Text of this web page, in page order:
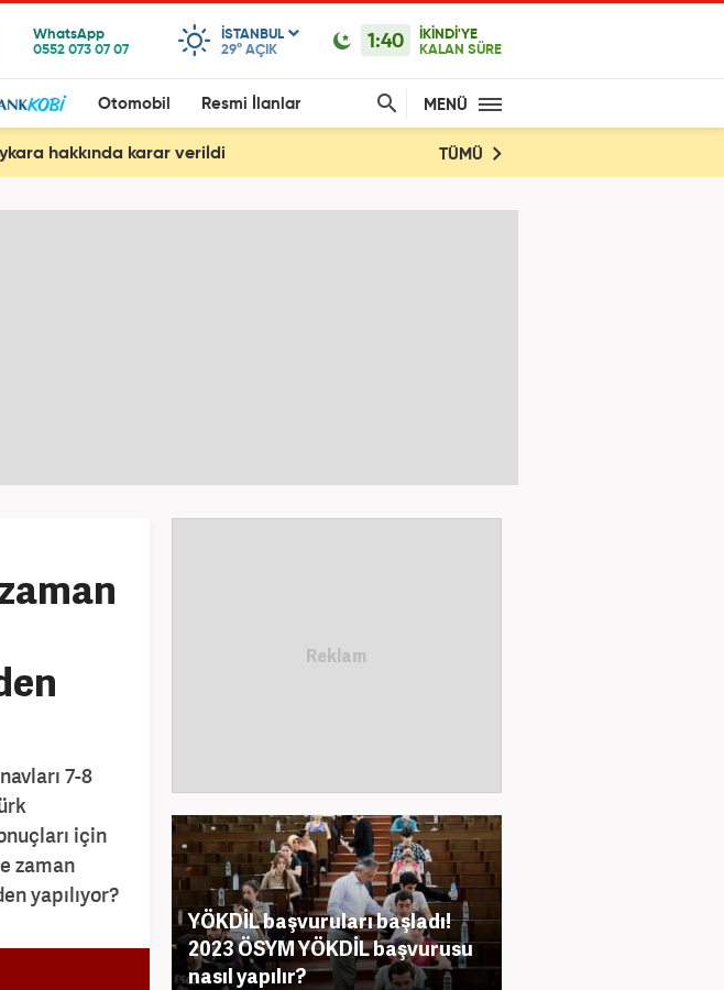
ISTANBUL
29° AÇIK 1:40
İKİNDİ'YE
KALAN SÜRE
Otomobil Resmi İlanlar MENÜ
hakkında karar verildi TÜMÜ
7-8
için
zaman
yapılıyor?
YÖKDİL başvuruları başladı!
2023 ÖSYM YÖKDİL başvurusu
nasıl yapılır?